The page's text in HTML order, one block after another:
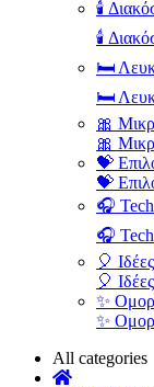
🕯️
🕯️
🛏️
🛏️
🎀
🎀
💝
💝
🎧 Tech
🎧 Tech
🎈
🎈
✨
✨
All categories